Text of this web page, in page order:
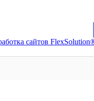
сайтов